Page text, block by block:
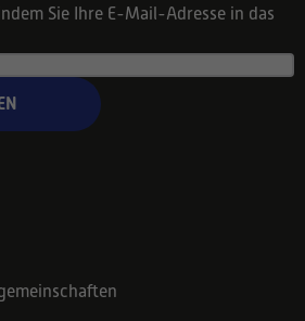
Sie Ihre E-Mail-Adresse in das